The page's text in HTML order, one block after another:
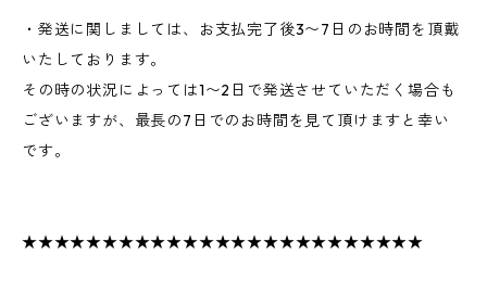
・発送に関しましては、お支払完了後3〜7日のお時間を頂戴
いたしております。
その時の状況によっては1〜2日で発送させていただく場合も
ございますが、最長の7日でのお時間を見て頂けますと幸い
です。
★★★★★★★★★★★★★★★★★★★★★★★★★